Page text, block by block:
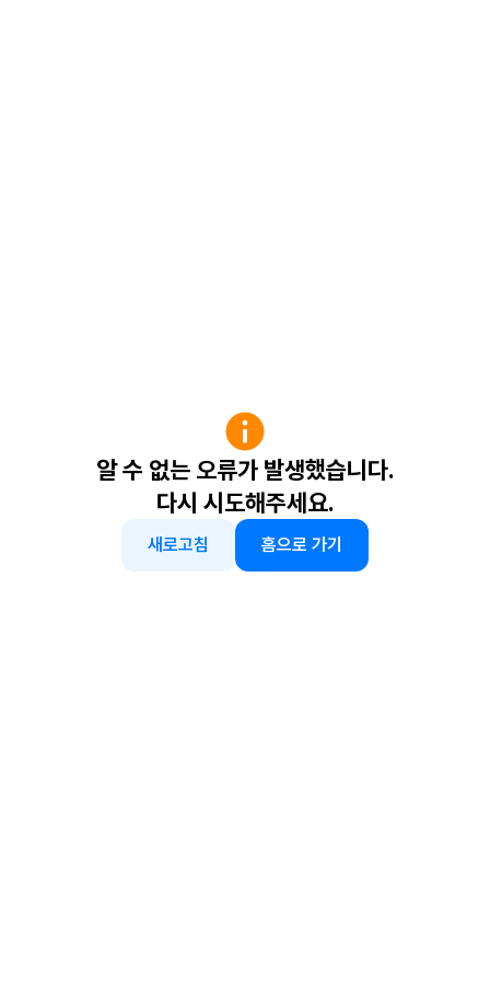
알 수 없는 오류가 발생했습니다.
다시 시도해주세요.
새로고침 홈으로 가기